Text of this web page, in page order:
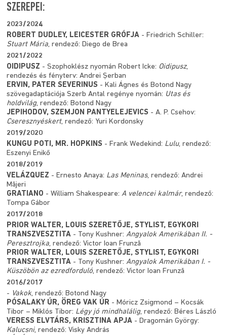
SZEREPEI:
2023/2024
ROBERT DUDLEY, LEICESTER GRÓFJA - Friedrich Schiller:
Stuart Mária, rendező: Diego de Brea
2021/2022
OIDIPUSZ - Szophoklész nyomán Robert Icke: Oidipusz,
rendezés és fényterv: Andrei Șerban
ERVIN, PATER SEVERINUS - Kali Ágnes és Botond Nagy
szövegadaptációja Szerb Antal regénye nyomán: Utas és
holdvilág, rendező: Botond Nagy
JEPIHODOV, SZEMJON PANTYELEJEVICS - A. P. Csehov:
Cseresznyéskert, rendező: Yuri Kordonsky
2019/2020
KUNGU POTI, MR. HOPKINS - Frank Wedekind: Lulu, rendező:
Eszenyi Enikő
2018/2019
VELÁZQUEZ - Ernesto Anaya: Las Meninas, rendező: Andrei
Măjeri
GRATIANO - William Shakespeare:A velencei kalmár, rendező:
Tompa Gábor
2017/2018
PRIOR WALTER, LOUIS SZERETŐJE, STYLIST, EGYKORI
TRANSZVESZTITA - Tony Kushner:Angyalok Amerikában II. -
Peresztrojka, rendező: Victor Ioan Frunză
PRIOR WALTER, LOUIS SZERETŐJE, STYLIST, EGYKORI
TRANSZVESZTITA - Tony Kushner:Angyalok Amerikában I. -
Küszöbön az ezredforduló, rendező: Victor Ioan Frunză
2016/2017
- Vakok, rendező: Botond Nagy
PÓSALAKY ÚR, ÖREG VAK ÚR - Móricz Zsigmond – Kocsák
Tibor – Miklós Tibor: Légy jó mindhalálig, rendező: Béres László
VERESS ELVTÁRS, KRISZTINA APJA - Dragomán György:
Kalucsni, rendező: Visky András